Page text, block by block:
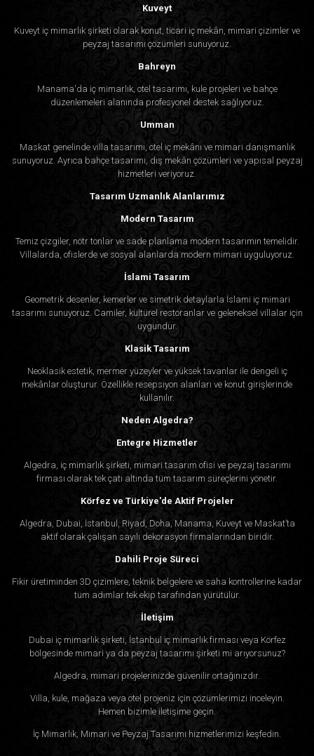
Kuveyt
Kuveyt iç mimarlık şirketi olarak konut, ticari iç mekân, mimari çizimler ve
peyzaj tasarımı çözümleri sunuyoruz.
Bahreyn
Manama'da iç mimarlık, otel tasarımı, kule projeleri ve bahçe
düzenlemeleri alanında profesyonel destek sağlıyoruz.
Umman
Maskat genelinde villa tasarımı, otel iç mekânı ve mimari danışmanlık
sunuyoruz. Ayrıca bahçe tasarımı, dış mekân çözümleri ve yapısal peyzaj
hizmetleri veriyoruz.
Tasarım Uzmanlık Alanlarımız
Modern Tasarım
Temiz çizgiler, nötr tonlar ve sade planlama modern tasarımın temelidir.
Villalarda, ofislerde ve sosyal alanlarda modern mimari uyguluyoruz.
İslami Tasarım
Geometrik desenler, kemerler ve simetrik detaylarla İslami iç mimari
tasarımı sunuyoruz. Camiler, kültürel restoranlar ve geleneksel villalar için
uygundur.
Klasik Tasarım
Neoklasik estetik, mermer yüzeyler ve yüksek tavanlar ile dengeli iç
mekânlar oluşturur. Özellikle resepsiyon alanları ve konut girişlerinde
kullanılır.
Neden Algedra?
Entegre Hizmetler
Algedra, iç mimarlık şirketi, mimari tasarım ofisi ve peyzaj tasarımı
firması olarak tek çatı altında tüm tasarım süreçlerini yönetir.
Körfez ve Türkiye'de Aktif Projeler
Algedra, Dubai, İstanbul, Riyad, Doha, Manama, Kuveyt ve Maskat’ta
aktif olarak çalışan sayılı dekorasyon firmalarından biridir.
Dahili Proje Süreci
Fikir üretiminden 3D çizimlere, teknik belgelere ve saha kontrollerine kadar
tüm adımlar tek ekip tarafından yürütülür.
İletişim
Dubai iç mimarlık şirketi, İstanbul iç mimarlık firması veya Körfez
bölgesinde mimari ya da peyzaj tasarımı şirketi mi arıyorsunuz?
Algedra, mimari projelerinizde güvenilir ortağınızdır.
Villa, kule, mağaza veya otel projeniz için çözümlerimizi inceleyin.
Hemen bizimle iletişime geçin.
İç Mimarlık, Mimari ve Peyzaj Tasarımı hizmetlerimizi keşfedin.